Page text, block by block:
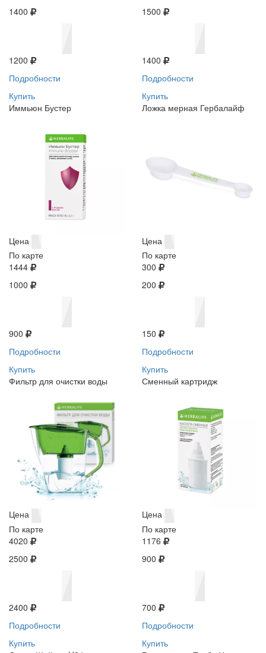
1400
1200
Подробности
Купить
1500
1400
Подробности
Купить
Иммьюн Бустер
Цена
По карте
1444
1000
900
Подробности
Купить
Ложка мерная Гербалайф
Цена
По карте
300
200
150
Подробности
Купить
Фильтр для очистки воды
Цена
По карте
4020
2500
2400
Подробности
Купить
Сменный картридж
Цена
По карте
1176
900
700
Подробности
Купить